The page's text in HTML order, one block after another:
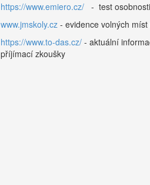
https://www.emiero.cz/ - test
www.jmskoly.cz - evidence volných
https://www.to-das.cz/ - aktuální
příjímací zkoušky